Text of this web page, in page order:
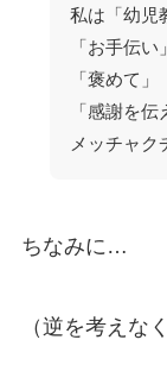
私は「幼児
「お手伝
「褒めて」
「感謝を
メッチャク
ちなみに…
（逆を考えな